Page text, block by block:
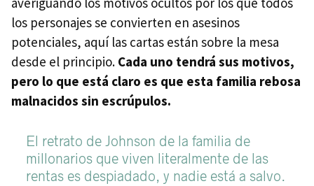
los personajes se convierten en asesinos
potenciales, aquí las cartas están sobre la mesa
desde el principio. Cada uno tendrá sus motivos,
pero lo que está claro es que esta familia rebosa
malnacidos sin escrúpulos.
El retrato de Johnson de la familia de
millonarios que viven literalmente de las
rentas es despiadado, y nadie está a salvo.